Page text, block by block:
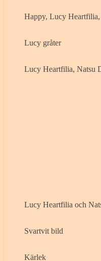
Happy, Lucy Heartfilia,
Lucy gråter
Lucy Heartfilia, Natsu
Lucy Heartfilia och
Svartvit bild
Kärlek